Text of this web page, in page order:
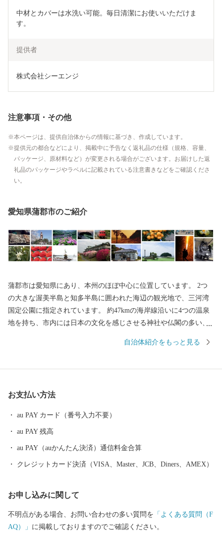
中材とカバーは水洗い可能。毎日清潔にお使いいただけま
す。
提供者
株式会社シーエンジ
注意事項・その他
本ページは、提供自治体からの情報に基づき、作成しています。
提供元の都合などにより、掲載中に予告なく返礼品の仕様（規格、容量、
パッケージ、原材料など）が変更される場合がございます。お届けした返
礼品のパッケージやラベルに記載されている注意書きなどをご確認くださ
い。
愛知県蒲郡市のご紹介
蒲郡市は愛知県にあり、本州のほぼ中心に位置しています。 2つ
の大きな渥美半島と知多半島に囲われた海辺の観光地で、三河湾
国定公園に指定されています。 約47kmの海岸線沿いに4つの温泉
地を持ち、市内には日本の文化を感じさせる神社や仏閣の多い、
人や近代の作家にも愛され、数多くの文人が好んで訪れました。
自治体紹介をもっと見る
お支払い方法
au PAY カード（番号入力不要）
au PAY 残高
au PAY（auかんたん決済）通信料金合算
クレジットカード決済（VISA、Master、JCB、Diners、AMEX）
お申し込みに関して
不明点がある場合、お問い合わせの多い質問を 「よくある質問（F
AQ）」 に掲載しておりますのでご確認ください。